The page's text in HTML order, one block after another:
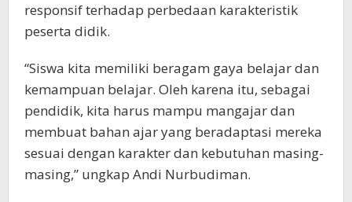
responsif terhadap perbedaan karakteristik
peserta didik.
“Siswa kita memiliki beragam gaya belajar dan
kemampuan belajar. Oleh karena itu, sebagai
pendidik, kita harus mampu mangajar dan
membuat bahan ajar yang beradaptasi mereka
sesuai dengan karakter dan kebutuhan masing-
masing,” ungkap Andi Nurbudiman.